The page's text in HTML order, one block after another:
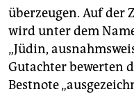
überzeugen. Auf der
wird unter dem
„Jüdin,
Gutachter bewerten
Bestnote